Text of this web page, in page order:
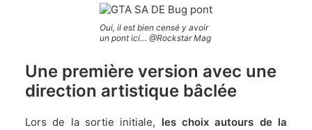
Oui, il est bien censé y avoir
un pont ici… @Rockstar Mag
Une première version avec une
direction artistique bâclée
Lors de la sortie initiale, les choix autours de la